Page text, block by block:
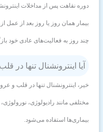
دوره نقاهت پس از مداخلات
بیمار همان روز یا روز بعد از
چند روز به فعالیت‌های عادی خود
آیا اینترونشنال تنها در
خیر، اینترونشنال تنها در قلب و
مختلفی مانند رادیولوژی،
بیماری‌ها استفاده می‌شود.